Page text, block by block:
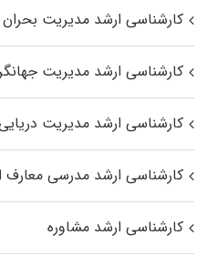
کارشناسی ارشد مدیریت بحران
کارشناسی ارشد مدیریت
کارشناسی ارشد مدیریت
کارشناسی ارشد مدرسی معارف
کارشناسی ارشد مشاوره